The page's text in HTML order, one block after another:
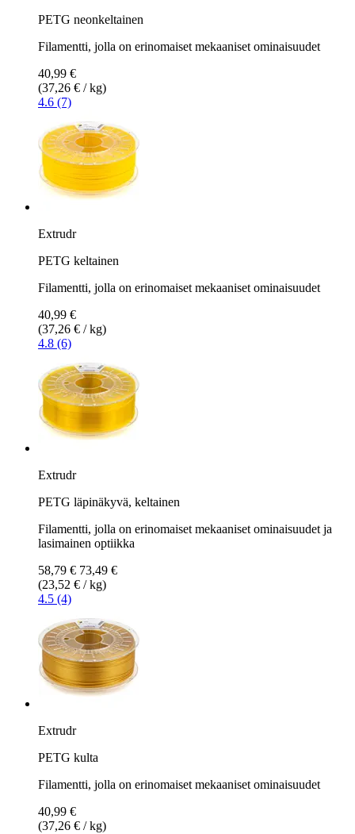
PETG neonkeltainen
Filamentti, jolla on erinomaiset mekaaniset ominaisuudet
40,99 €
(37,26 € / kg)
4.6 (7)
Extrudr
PETG keltainen
Filamentti, jolla on erinomaiset mekaaniset ominaisuudet
40,99 €
(37,26 € / kg)
4.8 (6)
Extrudr
PETG läpinäkyvä, keltainen
Filamentti, jolla on erinomaiset mekaaniset ominaisuudet ja
lasimainen optiikka
58,79 € 73,49 €
(23,52 € / kg)
4.5 (4)
Extrudr
PETG kulta
Filamentti, jolla on erinomaiset mekaaniset ominaisuudet
40,99 €
(37,26 € / kg)